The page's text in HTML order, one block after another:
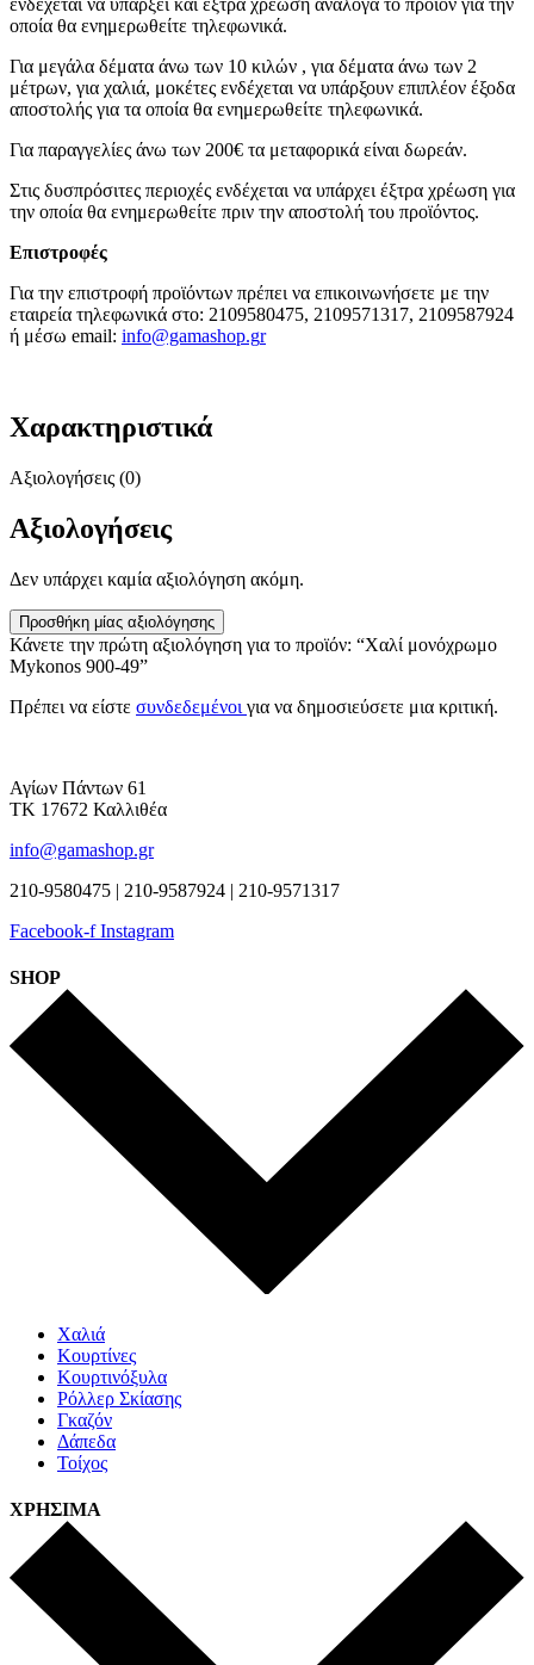
ενδέχεται να υπάρξει και έξτρα χρέωση ανάλογα το προϊόν για την
οποία θα ενημερωθείτε τηλεφωνικά.
Για μεγάλα δέματα άνω των 10 κιλών , για δέματα άνω των 2
μέτρων, για χαλιά, μοκέτες ενδέχεται να υπάρξουν επιπλέον έξοδα
αποστολής για τα οποία θα ενημερωθείτε τηλεφωνικά.
Για παραγγελίες άνω των 200€ τα μεταφορικά είναι δωρεάν.
Στις δυσπρόσιτες περιοχές ενδέχεται να υπάρχει έξτρα χρέωση για
την οποία θα ενημερωθείτε πριν την αποστολή του προϊόντος.
Επιστροφές
Για την επιστροφή προϊόντων πρέπει να επικοινωνήσετε με την
εταιρεία τηλεφωνικά στο: 2109580475, 2109571317, 2109587924
ή μέσω email: info@gamashop.gr
Χαρακτηριστικά
Αξιολογήσεις (0)
Αξιολογήσεις
Δεν υπάρχει καμία αξιολόγηση ακόμη.
Προσθήκη μίας αξιολόγησης
Κάνετε την πρώτη αξιολόγηση για το προϊόν: “Χαλί μονόχρωμο
Mykonos 900-49”
Πρέπει να είστε συνδεδεμένοι για να δημοσιεύσετε μια κριτική.
Αγίων Πάντων 61
ΤΚ 17672 Καλλιθέα
info@gamashop.gr
210-9580475 | 210-9587924 | 210-9571317
Facebook-f Instagram
SHOP
Χαλιά
Κουρτίνες
Κουρτινόξυλα
Ρόλλερ Σκίασης
Γκαζόν
Δάπεδα
Τοίχος
ΧΡΗΣΙΜΑ